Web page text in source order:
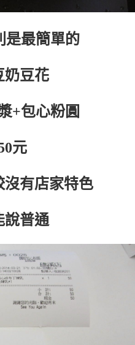
是最簡單的
奶豆花
+包心粉圓
元
沒有店家特色
說普通